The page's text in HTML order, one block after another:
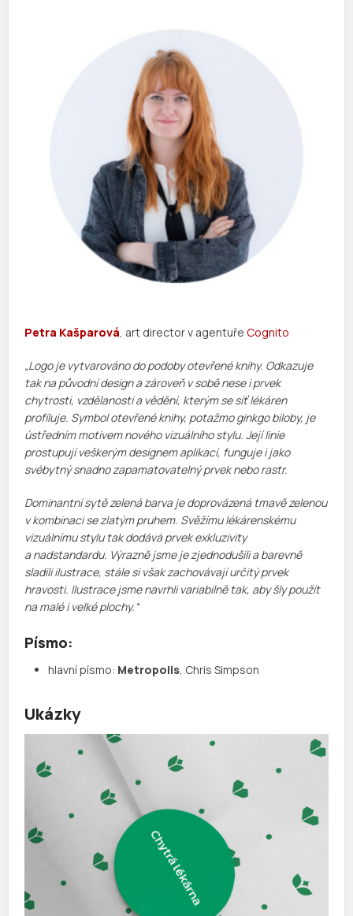
Petra Kašparová , art director v agentuřeCognito
„Logo je vytvarováno do podoby otevřené knihy. Odkazuje
tak na původní design a zároveň v sobě nese i prvek
chytrosti, vzdělanosti a vědění, kterým se síť lékáren
profiluje. Symbol otevřené knihy, potažmo ginkgo biloby, je
ústředním motivem nového vizuálního stylu. Její linie
prostupují veškerým designem aplikací, funguje i jako
svébytný snadno zapamatovatelný prvek nebo rastr.
Dominantní sytě zelená barva je doprovázená tmavě zelenou
v kombinaci se zlatým pruhem. Svěžímu lékárenskému
vizuálnímu stylu tak dodává prvek exkluzivity
a nadstandardu. Výrazně jsme je zjednodušili a barevně
sladili ilustrace, stále si však zachovávají určitý prvek
hravosti. Ilustrace jsme navrhli variabilně tak, aby šly použít
na malé i velké plochy.“
Písmo:
hlavní písmo: Metropolis , Chris Simpson
Ukázky